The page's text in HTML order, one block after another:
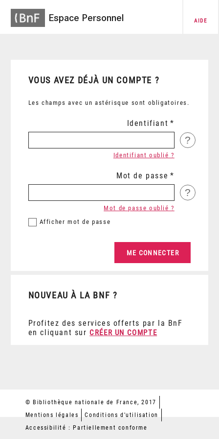
Espace Personnel AIDE
VOUS AVEZ DÉJÀ UN COMPTE ?
Les champs avec un astérisque sont obligatoires.
Identifiant
?
Identifiant oublié ?
Mot de passe
?
Afficher mot de passe
Mot de passe oublié ?
NOUVEAU À LA BNF ?
Profitez des services offerts par la BnF
en cliquant sur CRÉER UN COMPTE
© Bibliothèque nationale de France, 2017
Mentions légales
Conditions d'utilisation
Accessibilité : Partiellement conforme